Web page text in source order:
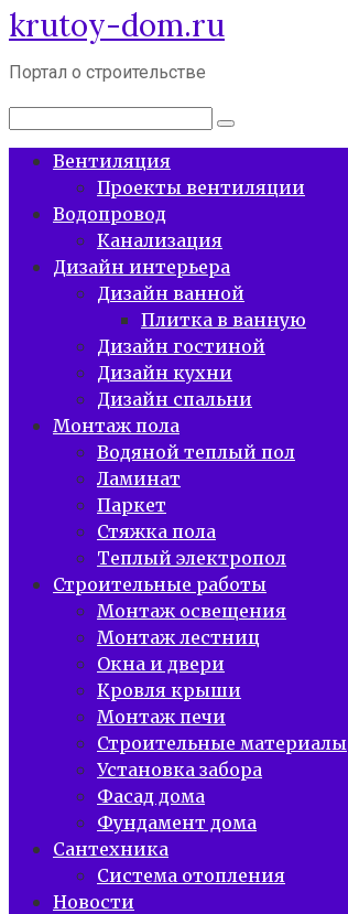
Перейти
к
контенту
krutoy-dom.ru
Портал о строительстве
Поиск:
Вентиляция
Проекты вентиляции
Водопровод
Канализация
Дизайн интерьера
Дизайн ванной
Плитка в ванную
Дизайн гостиной
Дизайн кухни
Дизайн спальни
Монтаж пола
Водяной теплый пол
Ламинат
Паркет
Стяжка пола
Теплый электропол
Строительные работы
Монтаж освещения
Монтаж лестниц
Окна и двери
Кровля крыши
Монтаж печи
Строительные материалы
Установка забора
Фасад дома
Фундамент дома
Сантехника
Система отопления
Новости